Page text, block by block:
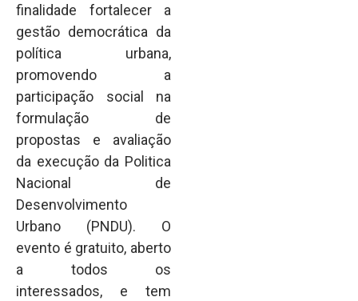
finalidade fortalecer a
gestão democrática da
política urbana,
promovendo a
participação social na
formulação de
propostas e avaliação
da execução da Politica
Nacional de
Desenvolvimento
Urbano (PNDU). O
evento é gratuito, aberto
a todos os
interessados, e tem